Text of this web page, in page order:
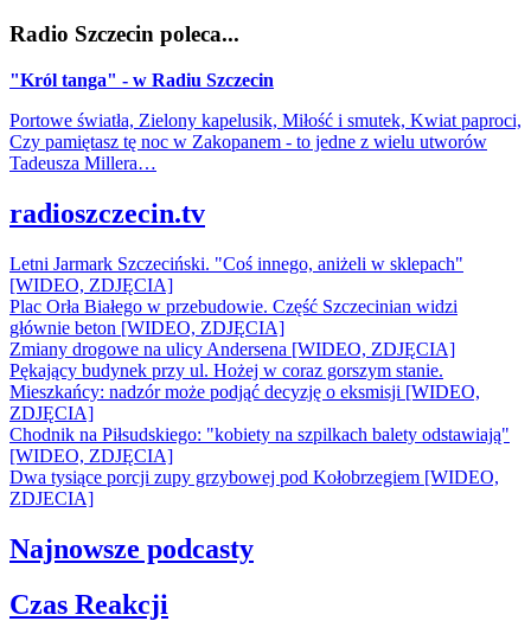
Radio Szczecin poleca...
"Król tanga" - w Radiu Szczecin
Portowe światła, Zielony kapelusik, Miłość i smutek, Kwiat paproci,
Czy pamiętasz tę noc w Zakopanem - to jedne z wielu utworów
Tadeusza Millera…
radioszczecin.tv
Letni Jarmark Szczeciński. "Coś innego, aniżeli w sklepach"
[WIDEO, ZDJĘCIA]
Plac Orła Białego w przebudowie. Część Szczecinian widzi
głównie beton [WIDEO, ZDJĘCIA]
Zmiany drogowe na ulicy Andersena [WIDEO, ZDJĘCIA]
Pękający budynek przy ul. Hożej w coraz gorszym stanie.
Mieszkańcy: nadzór może podjąć decyzję o eksmisji [WIDEO,
ZDJĘCIA]
Chodnik na Piłsudskiego: "kobiety na szpilkach balety odstawiają"
[WIDEO, ZDJĘCIA]
Dwa tysiące porcji zupy grzybowej pod Kołobrzegiem [WIDEO,
ZDJECIA]
Najnowsze podcasty
Czas Reakcji